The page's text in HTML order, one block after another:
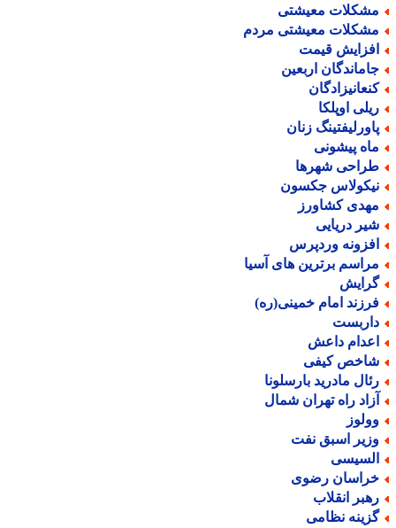
معیشتی
معیشتی مردم
قیمت
اربعین
اوپلکا
زنان
پیشونی
شهرها
جکسون
کشاورز
دریایی
وردپرس
برترین های آسیا
امام خمینی(ره)
داعش
کیفی
مادرید بارسلونا
راه تهران شمال
اسبق نفت
رضوی
انقلاب
نظامی